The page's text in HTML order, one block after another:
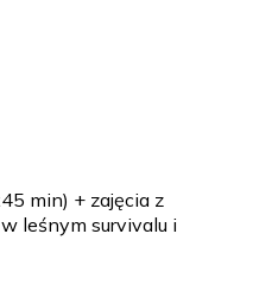
min) + zajęcia z
leśnym survivalu i